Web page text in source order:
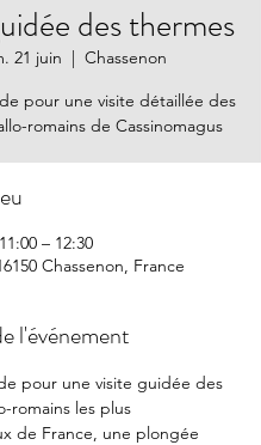
des thermes
21 juin
  |
Chassenon
pour une visite détaillée des
romains de Cassinomagus
– 12:30
Chassenon, France
l'événement
pour une visite guidée des
romains les plus
de France, une plongée